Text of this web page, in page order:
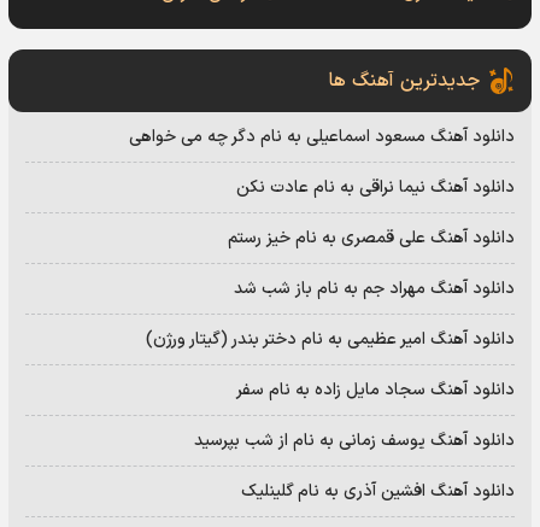
جدیدترین آهنگ ها
دانلود آهنگ مسعود اسماعیلی به نام دگر چه می خواهی
دانلود آهنگ نیما نراقی به نام عادت نکن
دانلود آهنگ علی قمصری به نام خیز رستم
دانلود آهنگ مهراد جم به نام باز شب شد
دانلود آهنگ امیر عظیمی به نام دختر بندر (گیتار ورژن)
دانلود آهنگ سجاد مایل زاده به نام سفر
دانلود آهنگ یوسف زمانی به نام از شب بپرسید
دانلود آهنگ افشین آذری به نام گلینلیک